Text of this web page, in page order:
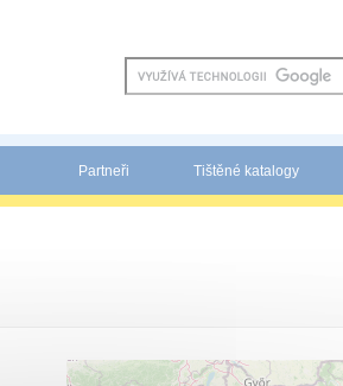
Partneři Tištěné katalogy